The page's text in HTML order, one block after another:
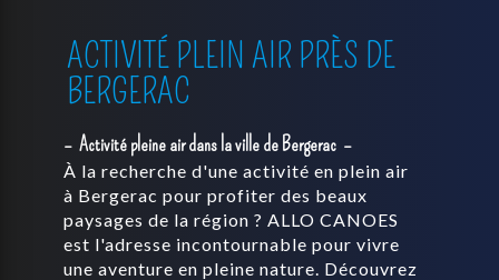
ACTIVITÉ PLEIN AIR PRÈS DE
BERGERAC
Activité pleine air dans la ville de Bergerac
À la recherche d'une activité en plein air
à Bergerac pour profiter des beaux
paysages de la région ? ALLO CANOES
est l'adresse incontournable pour vivre
une aventure en pleine nature. Découvrez